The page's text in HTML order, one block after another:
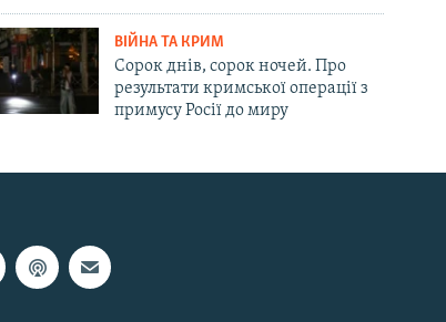
ВІЙНА ТА КРИМ
Сорок днів, сорок ночей. Про
результати кримської операції з
примусу Росії до миру